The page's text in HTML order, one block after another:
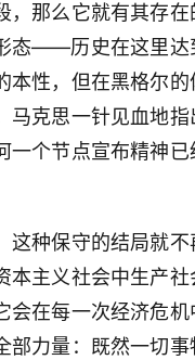
那么它就有其存
态——历史在这里达
本性，但在黑格尔
克思一针见血地
个节点宣布精神
种保守的结局就
主义社会中生产
在每一次经济危
力量：既然一切